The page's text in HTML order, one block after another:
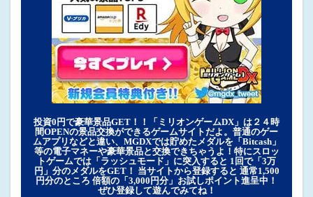
投資0円で豪華景品GET！！「ミリオンゲームDX」は２４時
間OPENの景品交換ができるゲームサイトだよ。普通のゲー
ムアプリなどと違い、MGDXでは貯めたメダルを「Bitcash」
等の電子マネーや豪華景品と交換できちゃうよ！特にスロッ
トゲームでは「ラッシュモード」に突入すると 1回で「3万
円」分のメダルをGET！ 当サイトから登録すると 通常1,500
円分のところ 倍額の「3,000円分」お試しポイント進呈中！
ぜひ登録して遊んでみてね！